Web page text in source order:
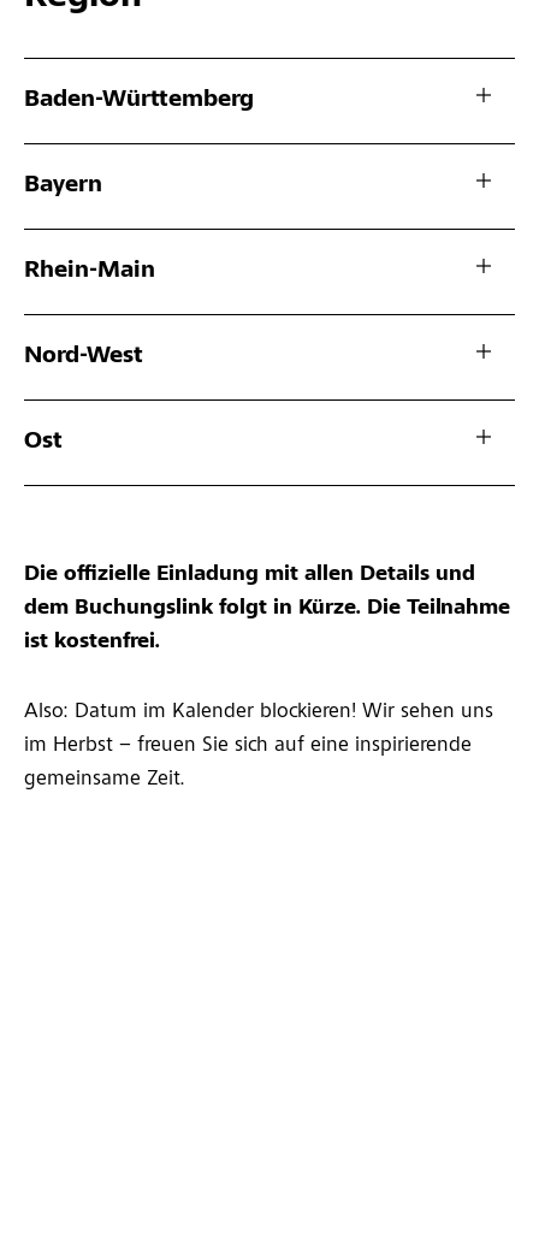
Baden-Württemberg
Bayern
Rhein-Main
Nord-West
Ost
Die offizielle Einladung mit allen Details und
dem Buchungslink folgt in Kürze. Die Teilnahme
ist kostenfrei.
Also: Datum im Kalender blockieren! Wir sehen uns
im Herbst – freuen Sie sich auf eine inspirierende
gemeinsame Zeit.